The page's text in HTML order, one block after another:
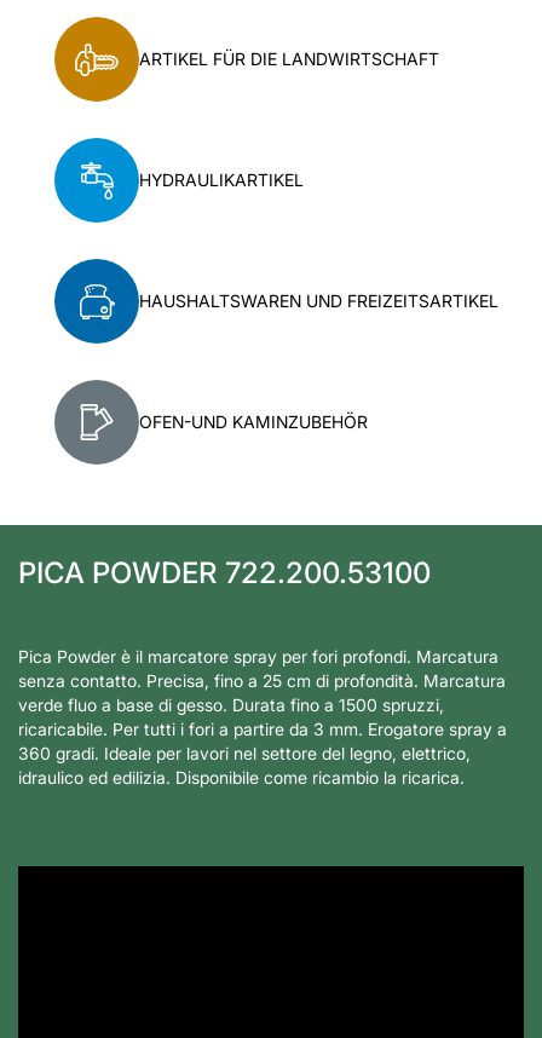
ARTIKEL FÜR DIE LANDWIRTSCHAFT
HYDRAULIKARTIKEL
HAUSHALTSWAREN UND FREIZEITSARTIKEL
OFEN-UND KAMINZUBEHÖR
PICA POWDER 722.200.53100
Pica Powder è il marcatore spray per fori profondi. Marcatura
senza contatto. Precisa, fino a 25 cm di profondità. Marcatura
verde fluo a base di gesso. Durata fino a 1500 spruzzi,
ricaricabile. Per tutti i fori a partire da 3 mm. Erogatore spray a
360 gradi. Ideale per lavori nel settore del legno, elettrico,
idraulico ed edilizia. Disponibile come ricambio la ricarica.